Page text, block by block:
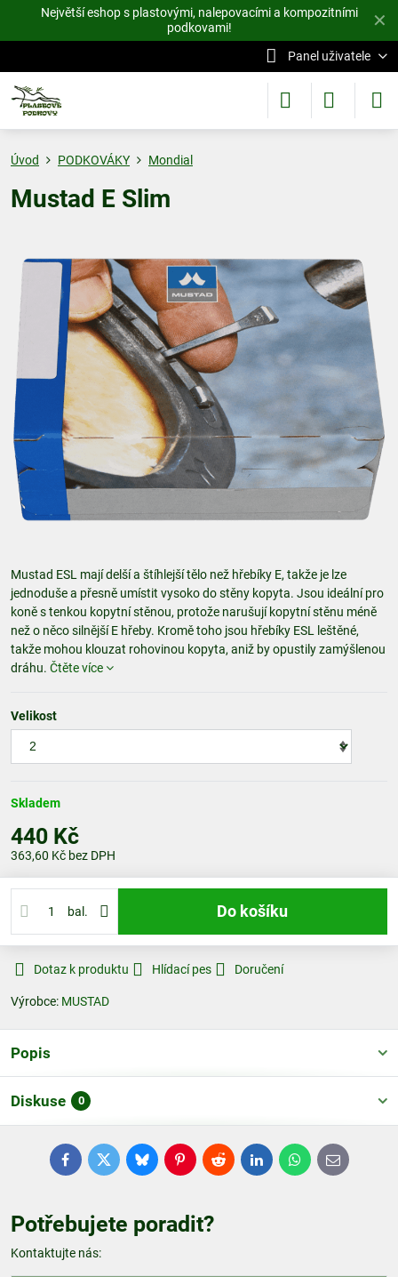
✕
Největší eshop s plastovými, nalepovacími a kompozitními
podkovami!
Panel uživatele
Úvod PODKOVÁKY Mondial
Mustad E Slim
Mustad ESL mají delší a štíhlejší tělo než hřebíky E, takže je lze
jednoduše a přesně umístit vysoko do stěny kopyta. Jsou ideální pro
koně s tenkou kopytní stěnou, protože narušují kopytní stěnu méně
než o něco silnější E hřeby. Kromě toho jsou hřebíky ESL leštěné,
takže mohou klouzat rohovinou kopyta, aniž by opustily zamýšlenou
dráhu. Čtěte více
Velikost
Skladem
440 Kč
363,60 Kč bez DPH
bal. Do košíku
Dotaz k produktu Hlídací pes Doručení
Výrobce: MUSTAD
Popis
Diskuse 0
FacebookTwitterBlueskyPinterestRedditLinkedInWhatsApp
E-
mail
Potřebujete poradit?
Kontaktujte nás: